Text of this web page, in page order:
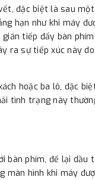
đặc biệt là sau
hạn như khi máy
tiếp đẩy bàn
ra sự tiếp xúc này
hoặc ba lô, đặc
tình trạng này
bàn phím, để lại dầu
hình khi máy